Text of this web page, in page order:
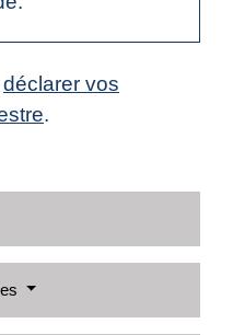
déclarer vos
.